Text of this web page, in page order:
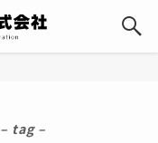
– tag –